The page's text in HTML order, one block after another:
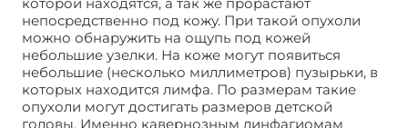
непосредственно под кожу. При такой опухоли
можно обнаружить на ощупь под кожей
небольшие узелки. На коже могут появиться
небольшие (несколько миллиметров) пузырьки, в
которых находится лимфа. По размерам такие
опухоли могут достигать размеров детской
головы. Именно кавернозным линфагиомам